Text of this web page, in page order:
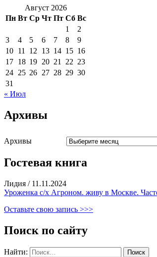
Август 2026
Пн Вт Ср Чт Пт Сб Вс
1
2
3
4 5 6 7 8
9
10 11 12 13 14 15 16
17 18 19 20 21 22 23
24 25 26 27 28 29 30
31
« Июл
Архивы
Архивы
Гостевая книга
Лидия / 11.11.2024
Уроженка с/х Агроном. живу в Москве.
Оставьте свою запись >>>
Поиск по сайту
Найти: